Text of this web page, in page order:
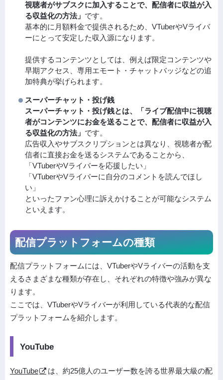
視聴者がサブスクに加入することで、配信者に収益が入
る収益化の方法」 です。
基本的に月額料金で提供されるため、VTuberやVライバ
ーにとって安定した収入源になります。
提供するコンテンツとしては、例えば限定コンテンツや
早期アクセス、専用エモート・チャットバッジなどの追
加特典が挙げられます。
スーパーチャット・投げ銭
スーパーチャット・投げ銭とは、「ライブ配信中に視聴
者がコンテンツにお金を送ることで、配信者に収益が入
る収益化の方法」 です。
広告収入やサブスクリプションとは異なり、視聴者が配
信者に直接お金を送るシステムであることから、
「VTuberやVライバーを応援したい」
「VTuberやVライバーに自分のコメントを読んでほし
い」
といったファン心理に訴えかけることが可能なシステム
といえます。
配信プラットフォームの種類
配信プラットフォームには、VTuberやVライバーの活動を支
えるさまざまな種類が存在し、それぞれの特徴や強みが異な
ります。
ここでは、VTuberやVライバーが利用している代表的な配信
プラットフォームを紹介します。
YouTube
YouTube
は、約25億人のユーザー数を誇る世界最大級の配